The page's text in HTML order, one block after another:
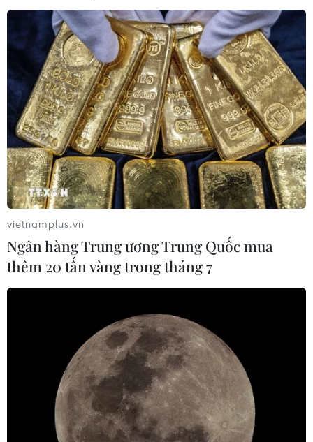
TIN CÙNG CHUYÊN MỤC
Cơ cấu lại vốn nhà nước tại doanh
nghiệp gắn với mục tiêu tăng trưởng
hai con số
07/08/2026 13:16
vietnamplus.vn
Ngân hàng Trung ương Trung Quốc mua
thêm 20 tấn vàng trong tháng 7